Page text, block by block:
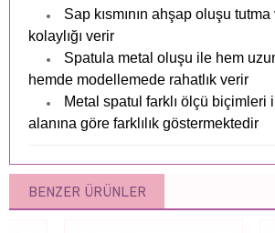
Sap kısmının ahşap oluşu tutma
kolaylığı verir
Spatula metal oluşu ile hem
hemde modellemede rahatlık verir
Metal spatul farklı ölçü biçimleri
alanına göre farklılık göstermektedir
BENZER ÜRÜNLER